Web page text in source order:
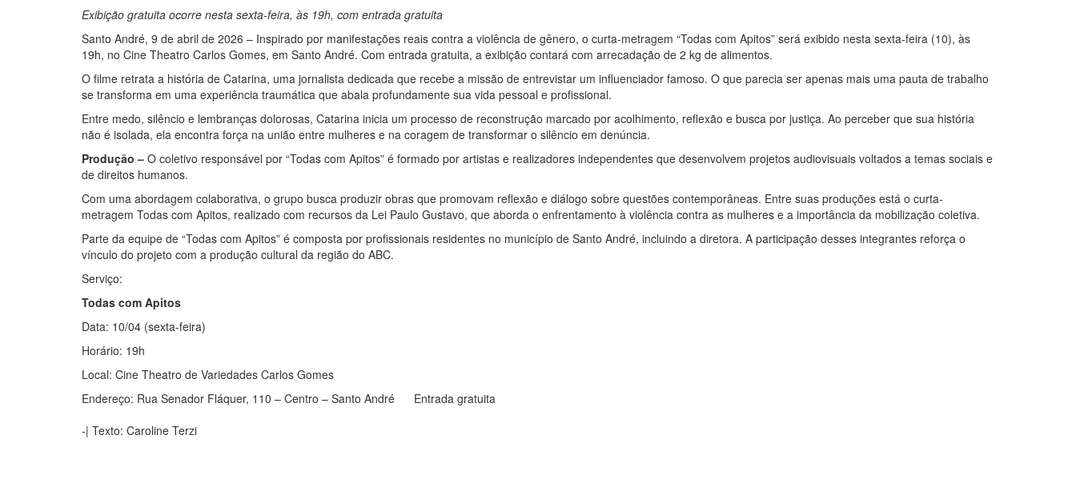
Exibição gratuita ocorre nesta sexta-feira, às 19h, com entrada gratuita
Santo André, 9 de abril de 2026 – Inspirado por manifestações reais contra a violência de gênero, o curta-metragem “Todas com Apitos” será exibido nesta sexta-feira (10), às
19h, no Cine Theatro Carlos Gomes, em Santo André. Com entrada gratuita, a exibição contará com arrecadação de 2 kg de alimentos.
O filme retrata a história de Catarina, uma jornalista dedicada que recebe a missão de entrevistar um influenciador famoso. O que parecia ser apenas mais uma pauta de trabalho
se transforma em uma experiência traumática que abala profundamente sua vida pessoal e profissional.
Entre medo, silêncio e lembranças dolorosas, Catarina inicia um processo de reconstrução marcado por acolhimento, reflexão e busca por justiça. Ao perceber que sua história
não é isolada, ela encontra força na união entre mulheres e na coragem de transformar o silêncio em denúncia.
Produção – O coletivo responsável por “Todas com Apitos” é formado por artistas e realizadores independentes que desenvolvem projetos audiovisuais voltados a temas sociais e
de direitos humanos.
Com uma abordagem colaborativa, o grupo busca produzir obras que promovam reflexão e diálogo sobre questões contemporâneas. Entre suas produções está o curta-
metragem Todas com Apitos, realizado com recursos da Lei Paulo Gustavo, que aborda o enfrentamento à violência contra as mulheres e a importância da mobilização coletiva.
Parte da equipe de “Todas com Apitos” é composta por profissionais residentes no município de Santo André, incluindo a diretora. A participação desses integrantes reforça o
vínculo do projeto com a produção cultural da região do ABC.
Serviço:
Todas com Apitos
Data: 10/04 (sexta-feira)
Horário: 19h
Local: Cine Theatro de Variedades Carlos Gomes
Endereço: Rua Senador Fláquer, 110 – Centro – Santo André Entrada gratuita
-| Texto: Caroline Terzi